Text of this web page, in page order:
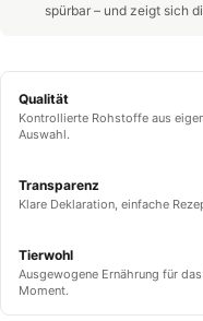
spürbar – und zeigt sich
Qualität
Kontrollierte Rohstoffe aus
Auswahl.
Transparenz
Klare Deklaration, einfache
Tierwohl
Ausgewogene Ernährung für
Moment.